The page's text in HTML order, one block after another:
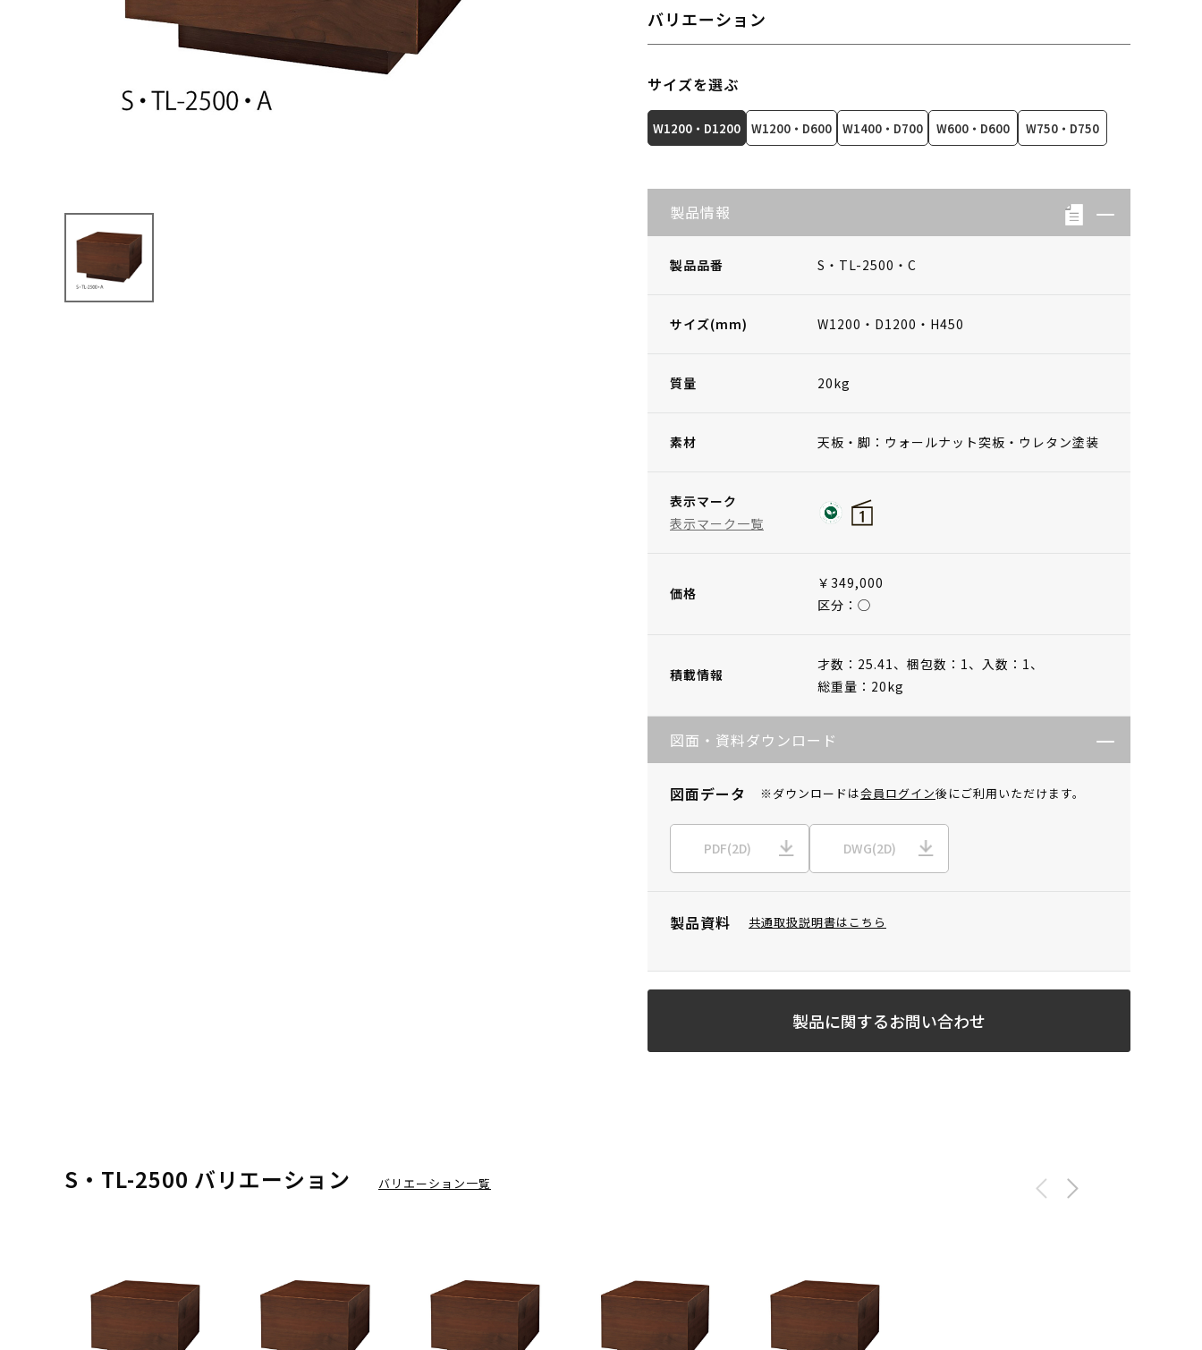
バリエーション
サイズを選ぶ
W1200・D1200 W1200・D600 W1400・D700 W600・D600 W750・D750
製品情報
製品品番 S・TL-2500・C
サイズ(mm) W1200・D1200・H450
質量 20kg
素材 天板・脚：ウォールナット突板・ウレタン塗装
表示マーク
表示マーク一覧
価格
￥349,000
区分：◯
積載情報
才数：25.41、 梱包数：1、 入数：1、
総重量：20kg
図面・資料ダウンロード
図面データ ※ダウンロードは会員ログイン後にご利用いただけます。
PDF(2D) DWG(2D)
製品資料 共通取扱説明書はこちら
製品に関するお問い合わせ
S・TL-2500 バリエーション バリエーション一覧